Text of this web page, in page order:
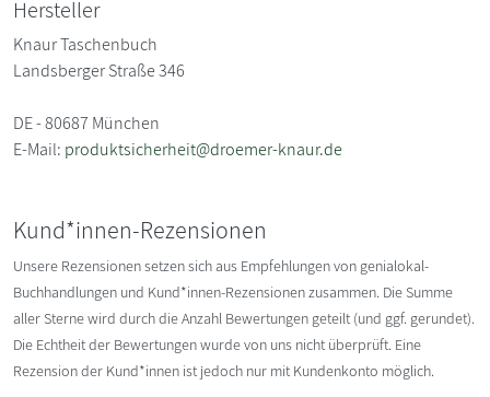
Hersteller
Knaur Taschenbuch
Landsberger Straße 346
DE - 80687 München
E-Mail: produktsicherheit@droemer-knaur.de
Kund*innen-Rezensionen
Unsere Rezensionen setzen sich aus Empfehlungen von genialokal-
Buchhandlungen und Kund*innen-Rezensionen zusammen. Die Summe
aller Sterne wird durch die Anzahl Bewertungen geteilt (und ggf. gerundet).
Die Echtheit der Bewertungen wurde von uns nicht überprüft. Eine
Rezension der Kund*innen ist jedoch nur mit Kundenkonto möglich.